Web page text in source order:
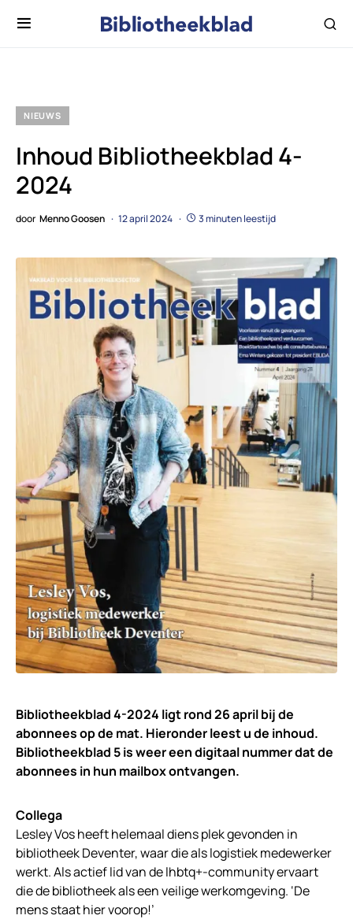
NIEUWS
Inhoud Bibliotheekblad 4-
2024
door Menno Goosen 12 april 2024 3 minuten leestijd
Bibliotheekblad 4-2024 ligt rond 26 april bij de
abonnees op de mat. Hieronder leest u de inhoud.
Bibliotheekblad 5 is weer een digitaal nummer dat de
abonnees in hun mailbox ontvangen.
Collega
Lesley Vos heeft helemaal diens plek gevonden in
bibliotheek Deventer, waar die als logistiek medewerker
werkt. Als actief lid van de lhbtq+-community ervaart
die de bibliotheek als een veilige werkomgeving. ‘De
mens staat hier voorop!’